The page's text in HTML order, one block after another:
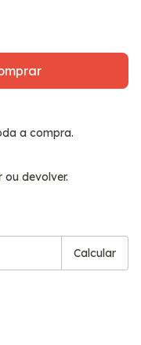
a compra.
devolver.
Calcular